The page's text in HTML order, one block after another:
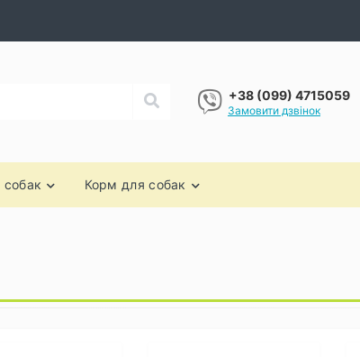
+38 (099) 4715059
Замовити дзвінок
Корм для собак